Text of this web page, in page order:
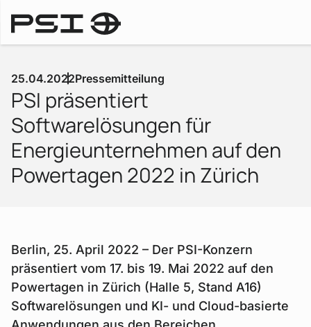
25.04.2022Pressemitteilung
PSI präsentiert
Softwarelösungen für
Energieunternehmen auf den
Powertagen 2022 in Zürich
Berlin, 25. April 2022 – Der PSI-Konzern
präsentiert vom 17. bis 19. Mai 2022 auf den
Powertagen in Zürich (Halle 5, Stand A16)
Softwarelösungen und KI- und Cloud-basierte